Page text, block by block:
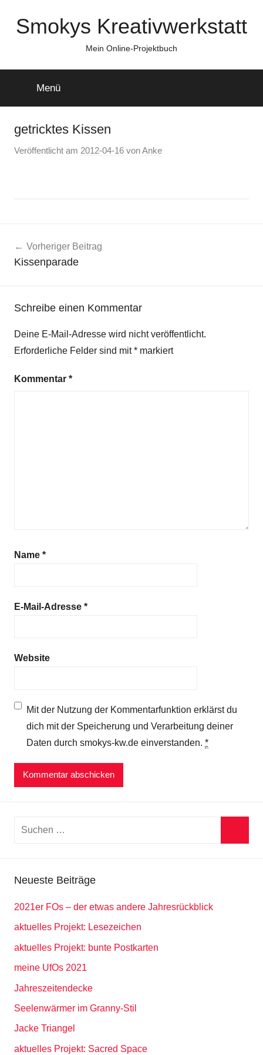
InhaltSmokys Kreativwerkstatt
Mein Online-Projektbuch
Menü
getricktes Kissen
Veröffentlicht am 2012-04-16 vonAnke
Vorheriger Beitrag
Kissenparade
Schreibe einen Kommentar
Deine E-Mail-Adresse wird nicht veröffentlicht.
Erforderliche Felder sind mit* markiert
Kommentar *
Name *
E-Mail-Adresse *
Website
Mit der Nutzung der Kommentarfunktion erklärst du
dich mit der Speicherung und Verarbeitung deiner
Daten durch smokys-kw.de einverstanden. *
Suchen
Neueste Beiträge
2021er FOs – der etwas andere Jahresrückblick
aktuelles Projekt: Lesezeichen
aktuelles Projekt: bunte Postkarten
meine UfOs 2021
Jahreszeitendecke
Seelenwärmer im Granny-Stil
Jacke Triangel
aktuelles Projekt: Sacred Space